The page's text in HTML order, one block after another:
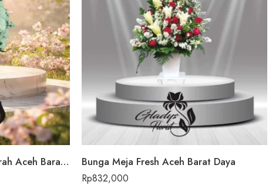
Bunga Meja Duka Cita Murah Aceh Barat Daya Bunga Meja Fresh Aceh Barat Daya
Rp832,000